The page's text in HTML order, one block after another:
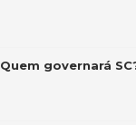
Quem governará